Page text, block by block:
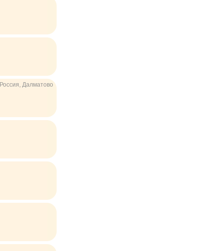
Россия, Далматово